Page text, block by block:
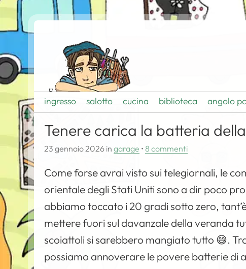
ingresso salotto cucina biblioteca angolo pc
Tenere carica la batteria
23 gennaio 2026 ingarage • 8 commenti
Come forse avrai visto sui telegiornali, le
orientale degli Stati Uniti sono a dir poco
abbiamo toccato i 20 gradi sotto zero,
mettere fuori sul davanzale della veranda
scoiattoli si sarebbero mangiato tutto 😅.
possiamo annoverare le povere batterie di